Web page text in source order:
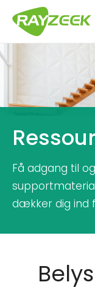
indhold
Få adgang til
dækker dig ind